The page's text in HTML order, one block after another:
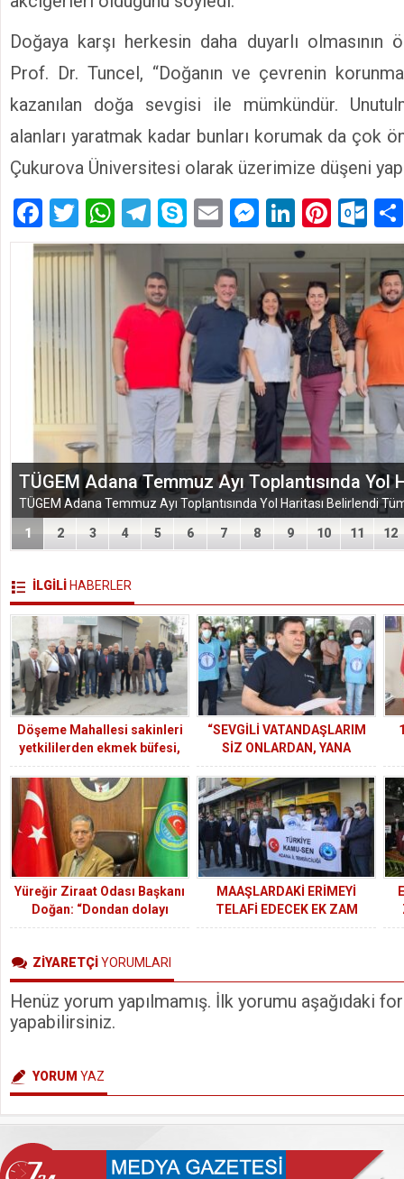
Doğaya karşı herkesin daha duyarlı olmasının
Prof. Dr. Tuncel, “Doğanın ve çevrenin
kazanılan doğa sevgisi ile mümkündür.
alanları yaratmak kadar bunları korumak da çok
Çukurova Üniversitesi olarak üzerimize düşeni
Facebook
TwitterWhatsApp
Telegram
SkypeEmailMessenger
LinkedIn
EĞİTİM-BİR-SEN ADANA ŞUBESİ’NDEN
VEFA VE DAYANIŞMA ÇIKARMASI
1 2 3 4 5 6 7 8 9 10 11 12
İLGİLİ HABERLER
Döşeme Mahallesi sakinleri
yetkililerden ekmek büfesi,
semt pazarı ve spor tesisi
yapılmasını istiyor
“SEVGİLİ VATANDAŞLARIM
SİZ ONLARDAN, YANA
OLMAYIN, SAĞLIKÇINIZA
SAHİP ÇIKIP DİKKATLİ OLUN.
Yüreğir Ziraat Odası Başkanı
Doğan: “Dondan dolayı
bahçelerde büyük tahribat
MAAŞLARDAKİ ERİMEYİ
TELAFİ EDECEK EK ZAM
İSTİYORUZ
ZİYARETÇİYORUMLARI
Henüz yorum yapılmamış. İlk yorumu aşağıdaki
yapabilirsiniz.
YORUM YAZ